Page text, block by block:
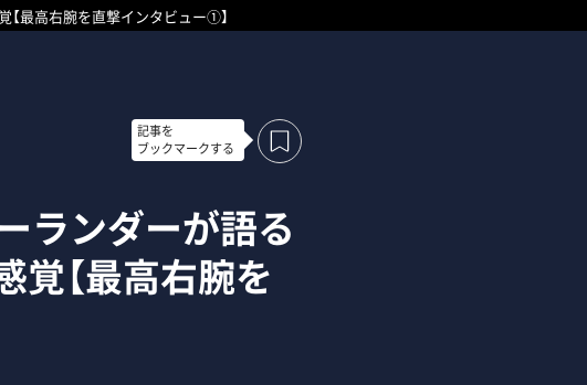
【最高右腕を直撃インタビュー①】
記事を
ブックマークする
ランダーが語る
【最高右腕を